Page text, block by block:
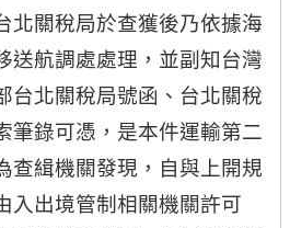
北關稅局於查獲後乃依據海
送航調處處理，並副知台灣
台北關稅局號函、台北關稅
筆錄可憑，是本件運輸第二
查緝機關發現，自與上開規
入出境管制相關機關許可